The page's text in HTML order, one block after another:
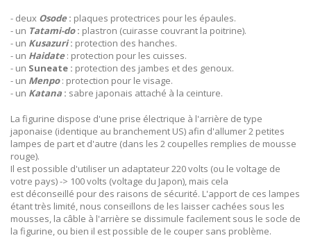
- deux Osode: plaques protectrices pour les épaules.
- un Tatami-do: plastron (cuirasse couvrant la poitrine).
- un Kusazuri: protection des hanches.
- un Haidate: protection pour les cuisses.
- un Suneate : protection des jambes et des genoux.
- un Menpo: protection pour le visage.
- un Katana : sabre japonais attaché à la ceinture.
La figurine dispose d'une prise électrique à l'arrière de type
japonaise (identique au branchement US) afin d'allumer 2 petites
lampes de part et d'autre (dans les 2 coupelles remplies de mousse
rouge).
Il est possible d'utiliser un adaptateur 220 volts (ou le voltage de
votre pays) -> 100 volts (voltage du Japon), mais cela
est déconseillé pour des raisons de sécurité. L'apport de ces lampes
étant très limité, nous conseillons de les laisser cachées sous les
mousses, la câble à l'arrière se dissimule facilement sous le socle de
la figurine, ou bien il est possible de le couper sans problème.